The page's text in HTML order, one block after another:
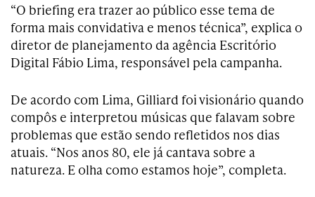
“O briefing era trazer ao público esse tema de
forma mais convidativa e menos técnica”, explica o
diretor de planejamento da agência Escritório
Digital Fábio Lima, responsável pela campanha.
De acordo com Lima, Gilliard foi visionário quando
compôs e interpretou músicas que falavam sobre
problemas que estão sendo refletidos nos dias
atuais. “Nos anos 80, ele já cantava sobre a
natureza. E olha como estamos hoje”, completa.